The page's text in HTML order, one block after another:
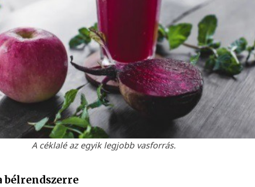
A céklalé az egyik legjobb vasforrás.
bélrendszerre